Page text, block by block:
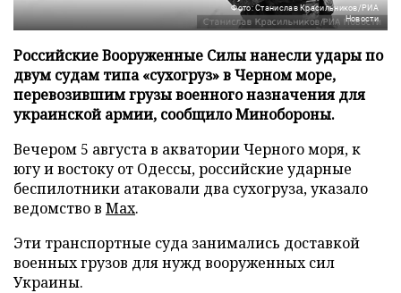
Фото: Станислав Красильников/РИА
Новости
Российские Вооруженные Силы нанесли удары по
двум судам типа «сухогруз» в Черном море,
перевозившим грузы военного назначения для
украинской армии, сообщило Минобороны.
Вечером 5 августа в акватории Черного моря, к
югу и востоку от Одессы, российские ударные
беспилотники атаковали два сухогруза, указало
ведомство в Max.
Эти транспортные суда занимались доставкой
военных грузов для нужд вооруженных сил
Украины.